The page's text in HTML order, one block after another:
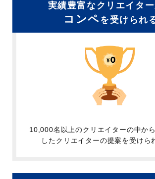
実績豊富なクリエイタ
コンペを受けられ
10,000名以上のクリエイターの中か
したクリエイターの提案を受けら